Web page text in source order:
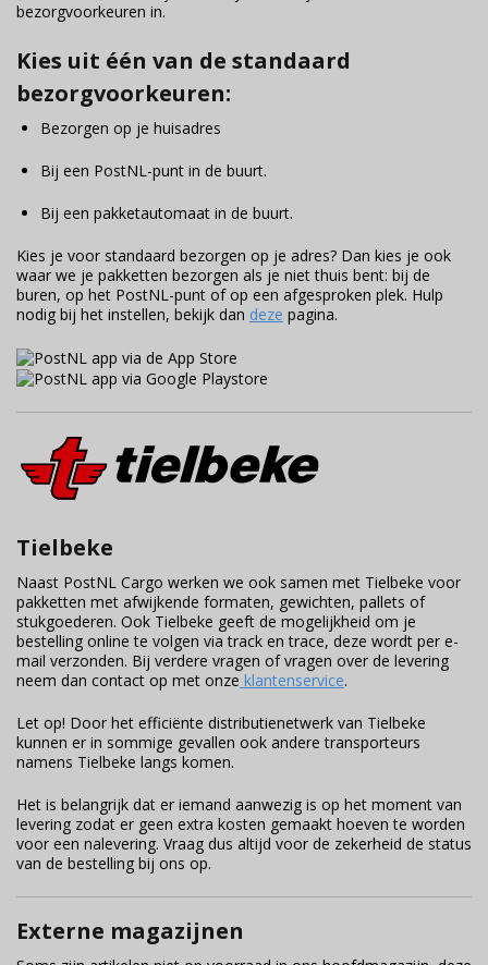
bezorgvoorkeuren in.
Kies uit één van de standaard
bezorgvoorkeuren:
Bezorgen op je huisadres
Bij een PostNL-punt in de buurt.
Bij een pakketautomaat in de buurt.
Kies je voor standaard bezorgen op je adres? Dan kies je ook
waar we je pakketten bezorgen als je niet thuis bent: bij de
buren, op het PostNL-punt of op een afgesproken plek. Hulp
nodig bij het instellen, bekijk dan deze pagina.
Tielbeke
Naast PostNL Cargo werken we ook samen met Tielbeke voor
pakketten met afwijkende formaten, gewichten, pallets of
stukgoederen. Ook Tielbeke geeft de mogelijkheid om je
bestelling online te volgen via track en trace, deze wordt per e-
mail verzonden. Bij verdere vragen of vragen over de levering
neem dan contact op met onze klantenservice.
Let op! Door het efficiënte distributienetwerk van Tielbeke
kunnen er in sommige gevallen ook andere transporteurs
namens Tielbeke langs komen.
Het is belangrijk dat er iemand aanwezig is op het moment van
levering zodat er geen extra kosten gemaakt hoeven te worden
voor een nalevering. Vraag dus altijd voor de zekerheid de status
van de bestelling bij ons op.
Externe magazijnen